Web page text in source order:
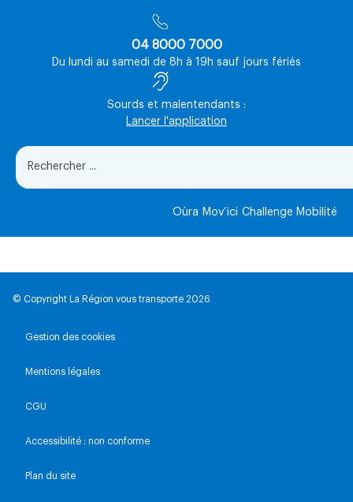
04 8000 7000
Du lundi au samedi de 8h à 19h sauf jours fériés
Sourds et malentendants :
Lancer l'application
Oùra Mov’ici Challenge Mobilité
© Copyright La Région vous transporte 2026
Gestion des cookies
Mentions légales
CGU
Accessibilité : non conforme
Plan du site